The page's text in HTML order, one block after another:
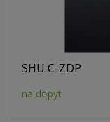
SHU C-ZDP
na dopyt